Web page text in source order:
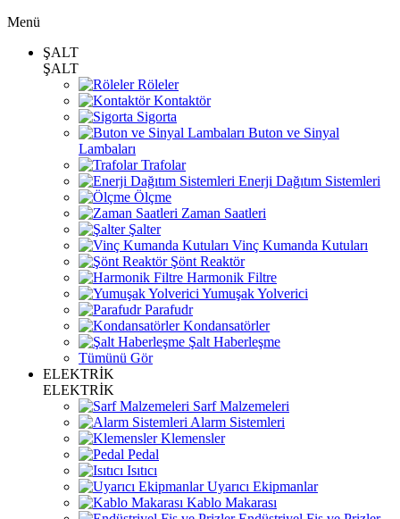
Menü
ŞALT
ŞALT
Röleler
Kontaktör
Sigorta
Buton ve Sinyal
Lambaları
Trafolar
Enerji Dağıtım Sistemleri
Ölçme
Zaman Saatleri
Şalter
Vinç Kumanda Kutuları
Şönt Reaktör
Harmonik Filtre
Yumuşak Yolverici
Parafudr
Kondansatörler
Şalt Haberleşme
Tümünü Gör
ELEKTRİK
ELEKTRİK
Sarf Malzemeleri
Alarm Sistemleri
Klemensler
Pedal
Isıtıcı
Uyarıcı Ekipmanlar
Kablo Makarası